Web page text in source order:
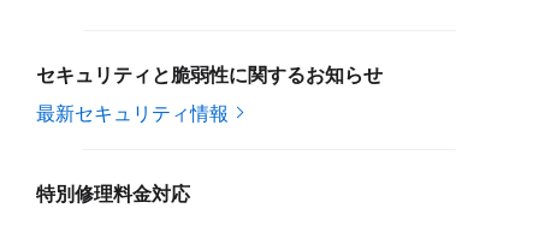
セキュリティと脆弱性に関するお知らせ
最新セキュリティ情報
特別修理料金対応